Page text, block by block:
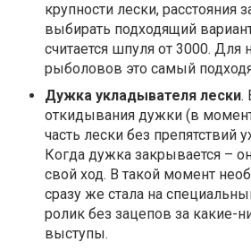
крупности лески, расстояния
выбирать подходящий
считается шпуля от 3000.
рыболовов это самый
Дужка укладывателя лески.
откидывания дужки (в
часть лески без препятствий
Когда дужка закрывается –
свой ход. В такой момент
сразу же стала на
ролик без зацепов за какие-
выступы.